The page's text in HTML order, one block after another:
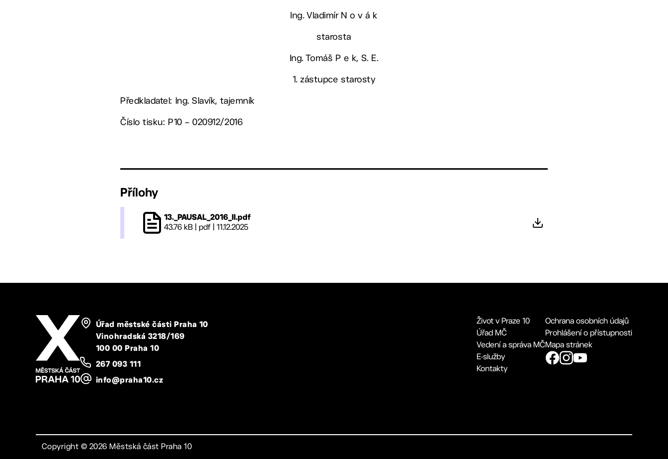
Ing. Vladimír N o v á k
starosta
Ing. Tomáš P e k, S. E.
1. zástupce starosty
Předkladatel: Ing. Slavík, tajemník
Číslo tisku: P10 – 020912/2016
Přílohy
13._PAUSAL_2016_II.pdf
43.76 kB | pdf | 11.12.2025
Úřad městské části Praha 10
Vinohradská 3218/169
100 00 Praha 10
267 093 111
info@praha10.cz
Život v Praze 10
Úřad MČ
Vedení a správa MČ
E-služby
Kontakty
Ochrana osobních údajů
Prohlášení o přístupnosti
Mapa stránek
Copyright © 2026 Městská část Praha 10